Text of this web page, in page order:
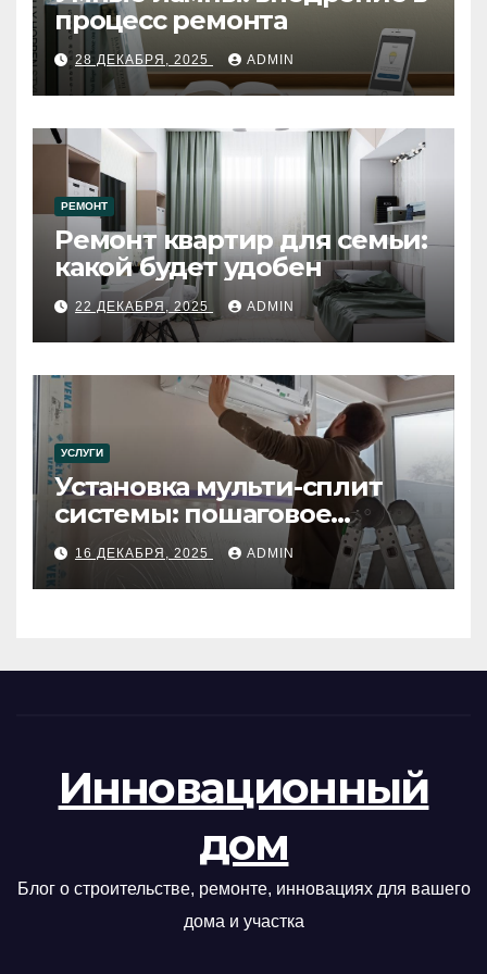
процесс ремонта
28 ДЕКАБРЯ, 2025 ADMIN
РЕМОНТ
Ремонт квартир для семьи:
какой будет удобен
22 ДЕКАБРЯ, 2025 ADMIN
УСЛУГИ
Установка мульти-сплит
системы: пошаговое
руководство
16 ДЕКАБРЯ, 2025 ADMIN
Инновационный
дом
Блог о строительстве, ремонте, инновациях для вашего
дома и участка